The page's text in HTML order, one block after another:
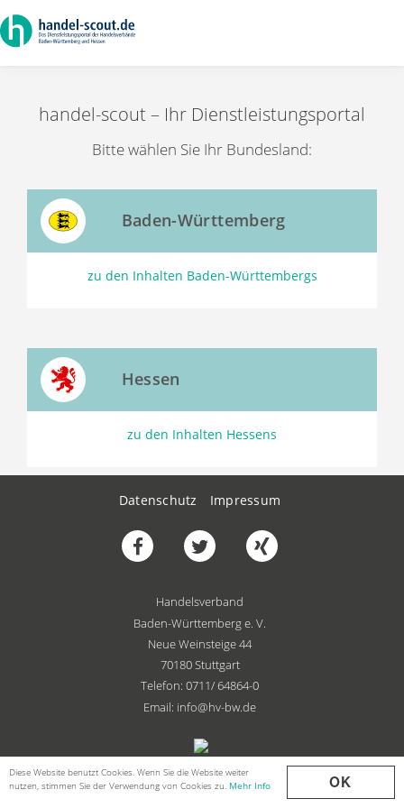
OK
Diese Website benutzt Cookies. Wenn Sie die Website weiter
nutzen, stimmen Sie der Verwendung von Cookies zu. Mehr Info
handel-scout – Ihr Dienstleistungsportal
Bitte wählen Sie Ihr Bundesland:
Baden-Württemberg
zu den Inhalten Baden-Württembergs
Hessen
zu den Inhalten Hessens
Datenschutz Impressum
Handelsverband
Baden-Württemberg e. V.
Neue Weinsteige 44
70180 Stuttgart
Telefon: 0711/ 64864-0
Email: info@hv-bw.de